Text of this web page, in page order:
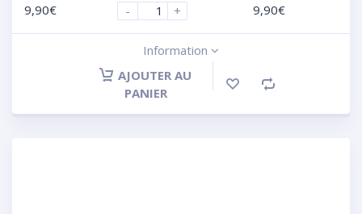
9,90€
-
+
9,90€
Information
AJOUTER AU
PANIER